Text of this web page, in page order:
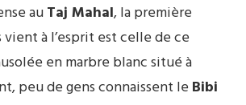
auTaj Mahal, la première
vient à l’esprit est celle de ce
en marbre blanc situé à
peu de gens connaissent le Bibi